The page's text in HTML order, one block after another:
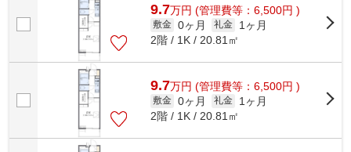
9.7万円 (管理費等：6,500円 )
敷金 0ヶ月 礼金
1ヶ月
2階 / 1K / 20.81㎡
9.7万円 (管理費等：6,500円 )
敷金 0ヶ月 礼金
1ヶ月
2階 / 1K / 20.81㎡